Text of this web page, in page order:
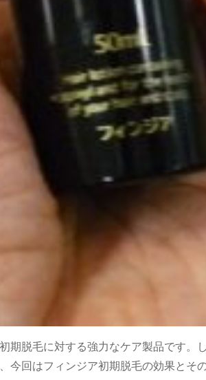
期脱毛に対する強力なケア製品です。
今回はフィンジア初期脱毛の効果とそ